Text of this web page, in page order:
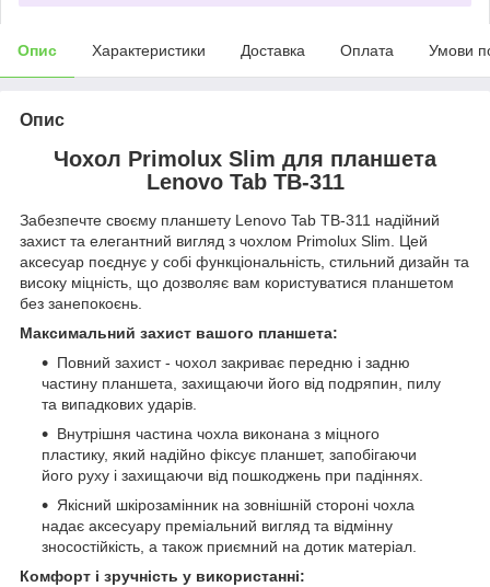
Опис Характеристики Доставка Оплата Умови
Опис
Чохол Primolux Slim для планшета
Lenovo Tab TB-311
Забезпечте своєму планшету Lenovo Tab TB-311 надійний
захист та елегантний вигляд з чохлом Primolux Slim. Цей
аксесуар поєднує у собі функціональність, стильний дизайн та
високу міцність, що дозволяє вам користуватися планшетом
без занепокоєнь.
Максимальний захист вашого планшета:
Повний захист - чохол закриває передню і задню
частину планшета, захищаючи його від подряпин, пилу
та випадкових ударів.
Внутрішня частина чохла виконана з міцного
пластику, який надійно фіксує планшет, запобігаючи
його руху і захищаючи від пошкоджень при падіннях.
Якісний шкірозамінник на зовнішній стороні чохла
надає аксесуару преміальний вигляд та відмінну
зносостійкість, а також приємний на дотик матеріал.
Комфорт і зручність у використанні: